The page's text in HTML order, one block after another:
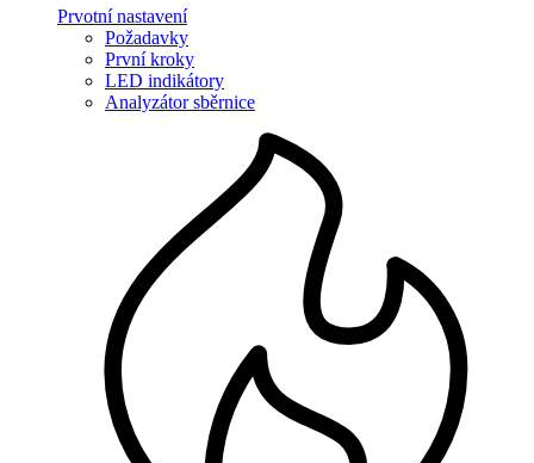
Prvotní nastavení
Požadavky
První kroky
LED indikátory
Analyzátor sběrnice